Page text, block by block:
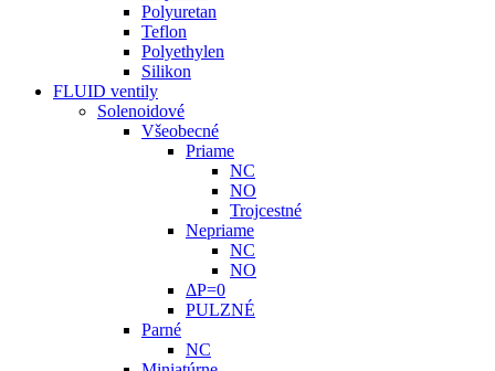
Polyuretan
Teflon
Polyethylen
Silikon
FLUID ventily
Solenoidové
Všeobecné
Priame
NC
NO
Trojcestné
Nepriame
NC
NO
ΔP=0
PULZNÉ
Parné
NC